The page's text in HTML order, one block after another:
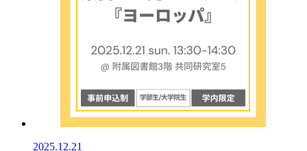
2025.12.21